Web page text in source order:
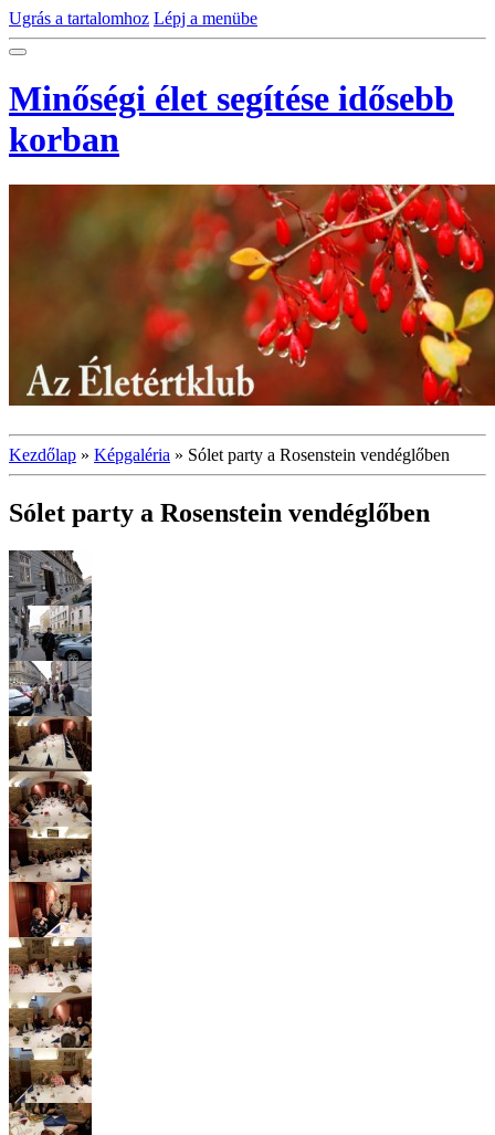
Ugrás a tartalomhoz Lépj a menübe
Minőségi élet segítése idősebb
korban
Kezdőlap » Képgaléria » Sólet party a Rosenstein vendéglőben
Sólet party a Rosenstein vendéglőben